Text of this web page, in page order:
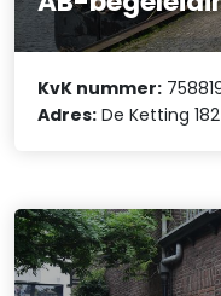
KvK nummer:
Adres: De Ketting 182